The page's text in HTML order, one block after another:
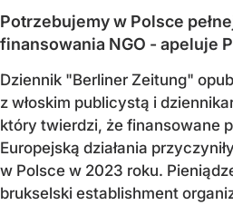
Potrzebujemy w Polsce
finansowania NGO - apeluje
Dziennik "Berliner Zeitung"
z włoskim publicystą i
który twierdzi, że finansowane
Europejską działania
w Polsce w 2023 roku.
brukselski establishment